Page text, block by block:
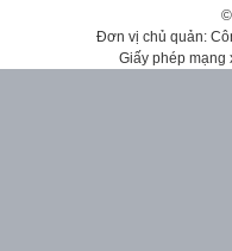
Đơn vị chủ quản:
Giấy phép mạng